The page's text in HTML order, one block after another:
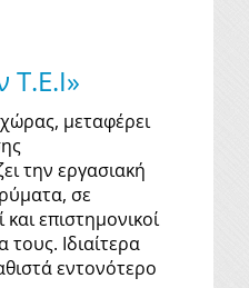
Τ.Ε.Ι»
μεταφέρει
την εργασιακή
σε
επιστημονικοί
Ιδιαίτερα
εντονότερο